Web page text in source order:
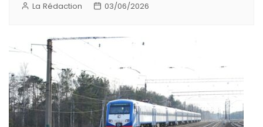
La Rédaction 03/06/2026